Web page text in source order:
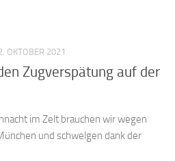
OKTOBER 2021
Zugverspätung auf der
im Zelt brauchen wir wegen
und schwelgen dank der